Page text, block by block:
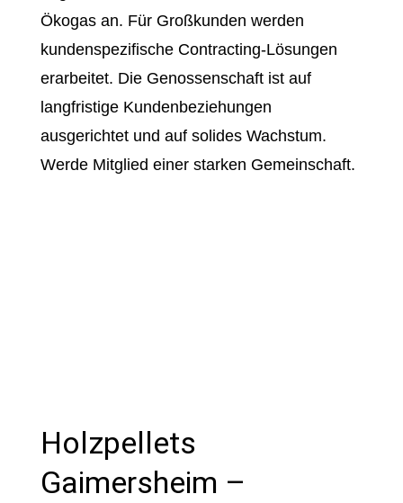
Ökogas an. Für Großkunden werden
kundenspezifische Contracting-Lösungen
erarbeitet. Die Genossenschaft ist auf
langfristige Kundenbeziehungen
ausgerichtet und auf solides Wachstum.
Werde Mitglied einer starken Gemeinschaft.
Holzpellets
Gaimersheim –